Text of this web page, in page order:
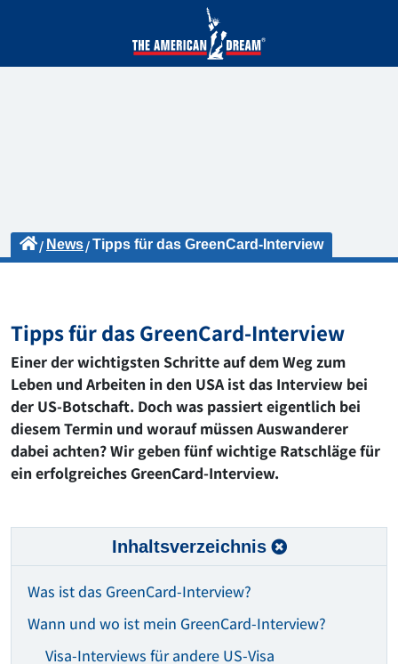
News Tipps für das GreenCard-Interview
Tipps für das GreenCard-Interview
Einer der wichtigsten Schritte auf dem Weg zum
Leben und Arbeiten in den USA ist das Interview bei
der US-Botschaft. Doch was passiert eigentlich bei
diesem Termin und worauf müssen Auswanderer
dabei achten? Wir geben fünf wichtige Ratschläge für
ein erfolgreiches GreenCard-Interview.
Inhaltsverzeichnis
Was ist das GreenCard-Interview?
Wann und wo ist mein GreenCard-Interview?
Visa-Interviews für andere US-Visa